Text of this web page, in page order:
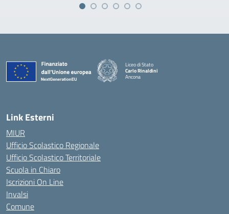
Liceo di Stato
Carlo Rinaldini
Ancona
Link Esterni
MIUR
Ufficio Scolastico Regionale
Ufficio Scolastico Territoriale
Scuola in Chiaro
Iscrizioni On Line
Invalsi
Comune